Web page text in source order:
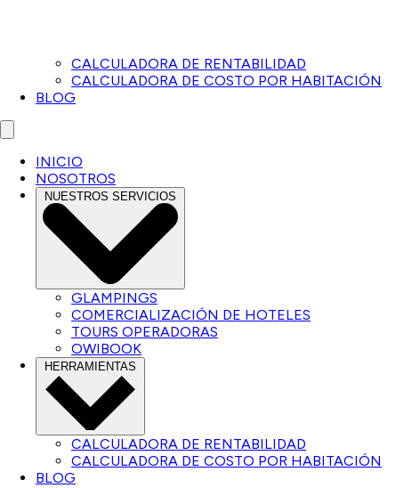
CALCULADORA DE RENTABILIDAD
CALCULADORA DE COSTO POR HABITACIÓN
BLOG
Close menu
INICIO
NOSOTROS
NUESTROS SERVICIOS
GLAMPINGS
COMERCIALIZACIÓN DE HOTELES
TOURS OPERADORAS
OWIBOOK
HERRAMIENTAS
CALCULADORA DE RENTABILIDAD
CALCULADORA DE COSTO POR HABITACIÓN
BLOG